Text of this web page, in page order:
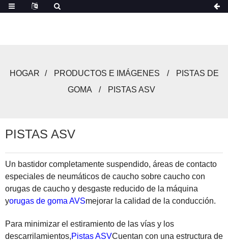
HOGAR PRODUCTOS E IMÁGENES
PISTAS DE
GOMA
PISTAS ASV
PISTAS ASV
Un bastidor completamente suspendido, áreas de contacto
especiales de neumáticos de caucho sobre caucho con
orugas de caucho y desgaste reducido de la máquina
yorugas de goma AVSmejorar la calidad de la conducción.
Para minimizar el estiramiento de las vías y los
descarrilamientos,Pistas ASVCuentan con una estructura de